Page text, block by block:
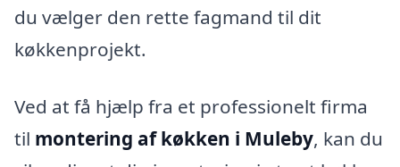
du vælger den rette fagmand til dit
køkkenprojekt.
Ved at få hjælp fra et professionelt firma
til montering af køkken i Muleby, kan du